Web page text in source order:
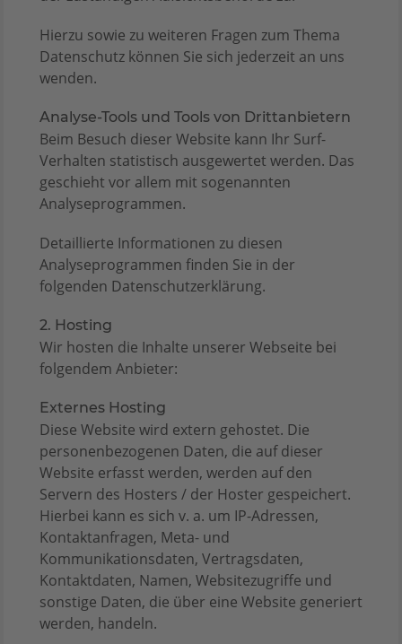
Hierzu sowie zu weiteren Fragen zum Thema
Datenschutz können Sie sich jederzeit an uns
wenden.
Analyse-Tools und Tools von Dritt­anbietern
Beim Besuch dieser Website kann Ihr Surf-
Verhalten statistisch ausgewertet werden. Das
geschieht vor allem mit sogenannten
Analyseprogrammen.
Detaillierte Informationen zu diesen
Analyseprogrammen finden Sie in der
folgenden Datenschutzerklärung.
2. Hosting
Wir hosten die Inhalte unserer Webseite bei
folgendem Anbieter:
Externes Hosting
Diese Website wird extern gehostet. Die
personenbezogenen Daten, die auf dieser
Website erfasst werden, werden auf den
Servern des Hosters / der Hoster gespeichert.
Hierbei kann es sich v. a. um IP-Adressen,
Kontaktanfragen, Meta- und
Kommunikationsdaten, Vertragsdaten,
Kontaktdaten, Namen, Websitezugriffe und
sonstige Daten, die über eine Website generiert
werden, handeln.